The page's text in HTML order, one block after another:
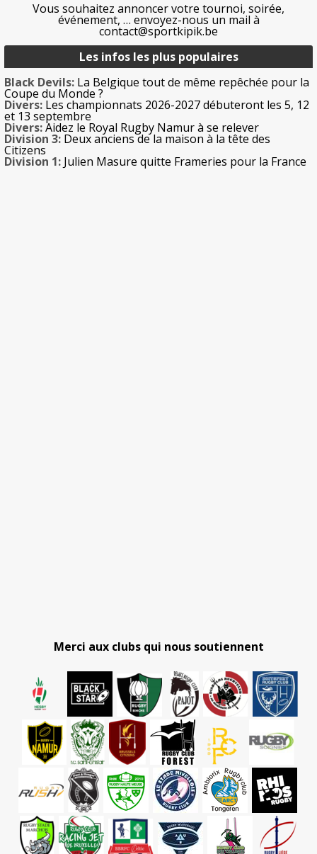
Vous souhaitez annoncer votre tournoi, soirée,
événement, … envoyez-nous un mail à
contact@sportkipik.be
Les infos les plus populaires
Black Devils: La Belgique tout de même repêchée pour la
Coupe du Monde ?
Divers: Les championnats 2026-2027 débuteront les 5, 12
et 13 septembre
Divers:Aidez le Royal Rugby Namur à se relever
Division 3: Deux anciens de la maison à la tête des
Citizens
Division 1: Julien Masure quitte Frameries pour la France
Merci aux clubs qui nous soutiennent